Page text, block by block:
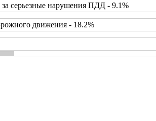
за серьезные нарушения ПДД - 9.1%
движения - 18.2%